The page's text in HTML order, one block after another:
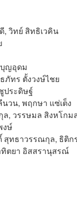
, วิทย์ สิทธิเวคิน
ญอุดม
ภัทร ตั้งวงษ์ไชย
ประดิษฐ์
วน, พฤกษา แซ่เต็ง
ล, วรรษมล สิงหโก
งษ์
สุทธาวรรณกุล, ธิ
ตยา อิสสรานุสรณ์